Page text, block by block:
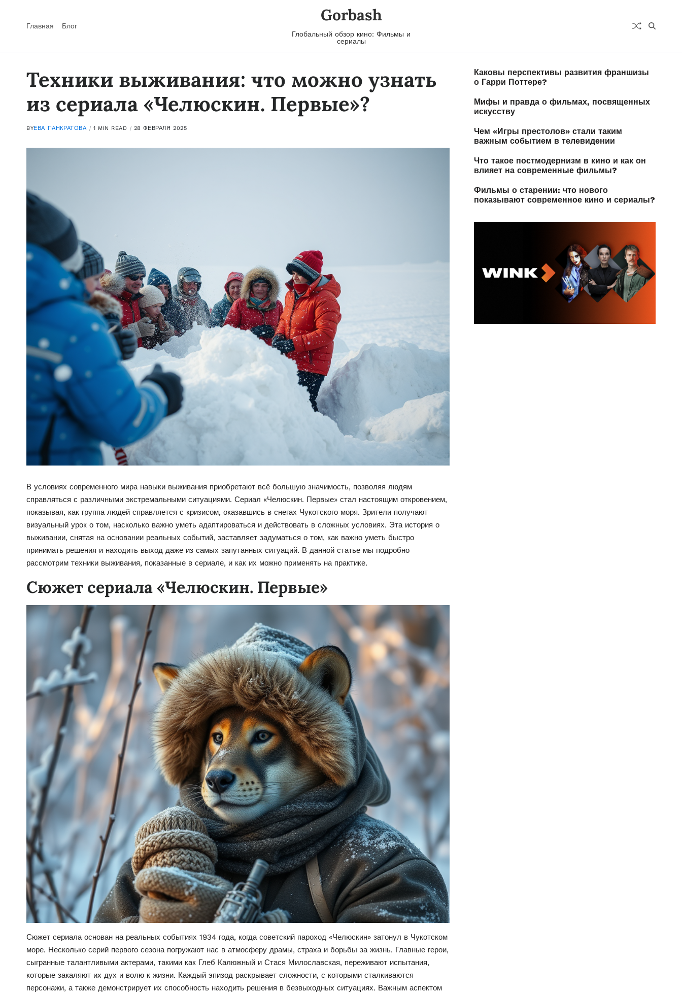
Главная Блог
Gorbash
Глобальный обзор кино: Фильмы и
сериалы
Техники выживания: что можно узнать
из сериала «Челюскин. Первые»?
BYЕВА ПАНКРАТОВА 1 MIN READ 28 ФЕВРАЛЯ 2025
В условиях современного мира навыки выживания приобретают всё большую значимость, позволяя людям
справляться с различными экстремальными ситуациями. Сериал «Челюскин. Первые» стал настоящим откровением,
показывая, как группа людей справляется с кризисом, оказавшись в снегах Чукотского моря. Зрители получают
визуальный урок о том, насколько важно уметь адаптироваться и действовать в сложных условиях. Эта история о
выживании, снятая на основании реальных событий, заставляет задуматься о том, как важно уметь быстро
принимать решения и находить выход даже из самых запутанных ситуаций. В данной статье мы подробно
рассмотрим техники выживания, показанные в сериале, и как их можно применять на практике.
Сюжет сериала «Челюскин. Первые»
Сюжет сериала основан на реальных событиях 1934 года, когда советский пароход «Челюскин» затонул в Чукотском
море. Несколько серий первого сезона погружают нас в атмосферу драмы, страха и борьбы за жизнь. Главные герои,
сыгранные талантливыми актерами, такими как Глеб Калюжный и Стася Милославская, переживают испытания,
которые закаляют их дух и волю к жизни. Каждый эпизод раскрывает сложности, с которыми сталкиваются
персонажи, а также демонстрирует их способность находить решения в безвыходных ситуациях. Важным аспектом
Каковы перспективы развития франшизы
о Гарри Поттере?
Мифы и правда о фильмах, посвященных
искусству
Чем «Игры престолов» стали таким
важным событием в телевидении
Что такое постмодернизм в кино и как он
влияет на современные фильмы?
Фильмы о старении: что нового
показывают современное кино и сериалы?